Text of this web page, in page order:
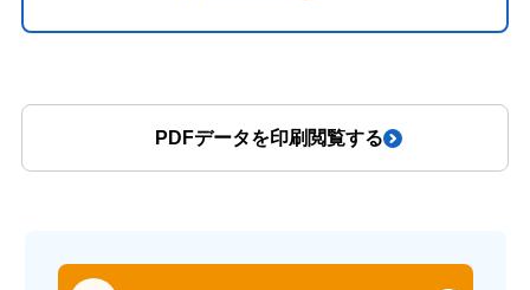
PDFデータを印刷閲覧する